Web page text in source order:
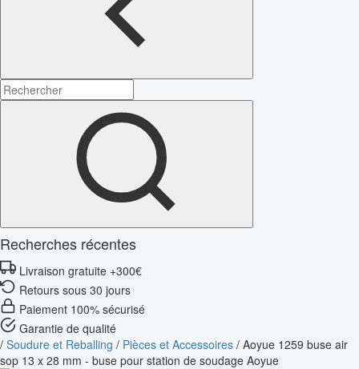
Recherches récentes
Livraison gratuite +300€
Retours sous 30 jours
Paiement 100% sécurisé
Garantie de qualité
/ Soudure et Reballing / Pièces et Accessoires / Aoyue 1259 buse air
sop 13 x 28 mm - buse pour station de soudage Aoyue